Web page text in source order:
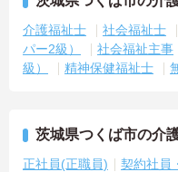
介護福祉士 社会福祉士
パー2級）
社会福祉主事
級）
精神保健福祉士
茨城県つくば市の介
正社員(正職員) 契約社員